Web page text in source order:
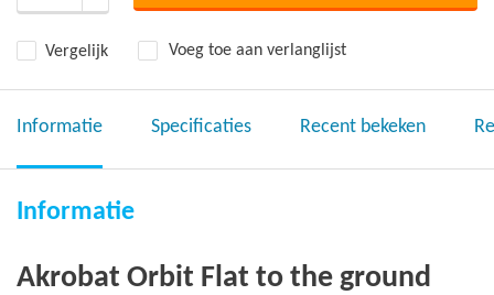
Vergelijk Voeg toe aan verlanglijst
Informatie Specificaties Recent bekeken
Informatie
Akrobat Orbit Flat to the ground